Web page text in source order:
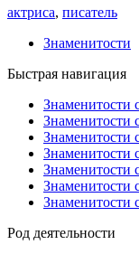
актриса, писатель
Знаменитости
Быстрая навигация
Знаменитости
Знаменитости
Знаменитости
Знаменитости
Знаменитости
Знаменитости
Знаменитости
Род деятельности